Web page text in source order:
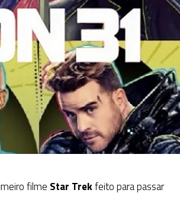
filme Star Trekfeito para passar